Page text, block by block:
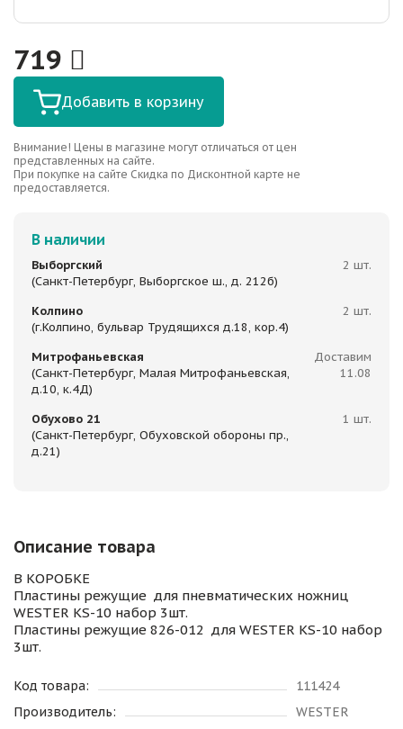
719
Добавить в корзину
Внимание! Цены в магазине могут отличаться от цен
представленных на сайте.
При покупке на сайте Скидка по Дисконтной карте не
предоставляется.
В наличии
Выборгский
(Санкт-Петербург, Выборгское ш., д. 212б)
2 шт.
Колпино
(г.Колпино, бульвар Трудящихся д.18, кор.4)
2 шт.
Митрофаньевская
(Санкт-Петербург, Малая Митрофаньевская,
д.10, к.4Д)
Доставим
11.08
Обухово 21
(Санкт-Петербург, Обуховской обороны пр.,
д.21)
1 шт.
Описание товара
В КОРОБКЕ
Пластины режущие для пневматических ножниц
WESTER KS-10 набор 3шт.
Пластины режущие 826-012 для WESTER KS-10 набор
3шт.
Код товара:
111424
Производитель:
WESTER